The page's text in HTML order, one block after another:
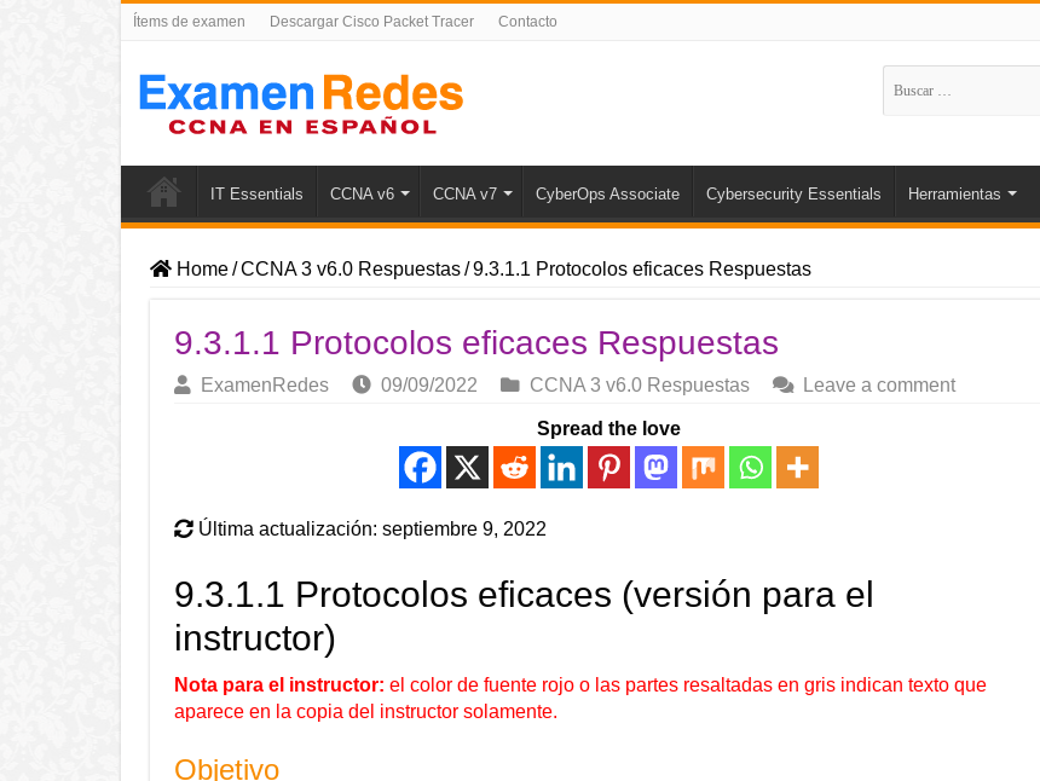
Ítems de examen Descargar Cisco Packet Tracer Contacto
Buscar:
IT Essentials CCNA v6 CCNA v7 CyberOps Associate Cybersecurity Essentials Herramientas
Home / CCNA 3 v6.0 Respuestas / 9.3.1.1 Protocolos eficaces Respuestas
9.3.1.1 Protocolos eficaces Respuestas
ExamenRedes 09/09/2022 CCNA 3 v6.0 Respuestas Leave a comment
Spread the love
Última actualización: septiembre 9, 2022
9.3.1.1 Protocolos eficaces (versión para el
instructor)
Nota para el instructor: el color de fuente rojo o las partes resaltadas en gris indican texto que
aparece en la copia del instructor solamente.
Objetivo